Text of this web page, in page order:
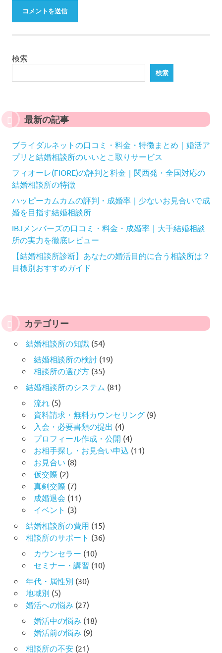
検索
検索
最新の記事
ブライダルネットの口コミ・料金・特徴まとめ｜婚活ア
プリと結婚相談所のいいとこ取りサービス
フィオーレ(FIORE)の評判と料金｜関西発・全国対応の
結婚相談所の特徴
ハッピーカムカムの評判・成婚率｜少ないお見合いで成
婚を目指す結婚相談所
IBJメンバーズの口コミ・料金・成婚率｜大手結婚相談
所の実力を徹底レビュー
【結婚相談所診断】あなたの婚活目的に合う相談所は？
目標別おすすめガイド
カテゴリー
結婚相談所の知識(54)
結婚相談所の検討(19)
相談所の選び方(35)
結婚相談所のシステム (81)
流れ(5)
資料請求・無料カウンセリング(9)
入会・必要書類の提出 (4)
プロフィール作成・公開 (4)
お相手探し・お見合い申込 (11)
お見合い (8)
仮交際(2)
真剣交際(7)
成婚退会 (11)
イベント (3)
結婚相談所の費用 (15)
相談所のサポート (36)
カウンセラー (10)
セミナー・講習 (10)
年代・属性別 (30)
地域別 (5)
婚活への悩み (27)
婚活中の悩み (18)
婚活前の悩み (9)
相談所の不安(21)